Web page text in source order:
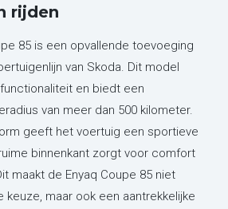
rijden
85 is een opvallende toevoeging
van Skoda. Dit model
en biedt een
van meer dan 500 kilometer.
geeft het voertuig een sportieve
binnenkant zorgt voor comfort
maakt de Enyaq Coupe 85 niet
keuze, maar ook een aantrekkelijke